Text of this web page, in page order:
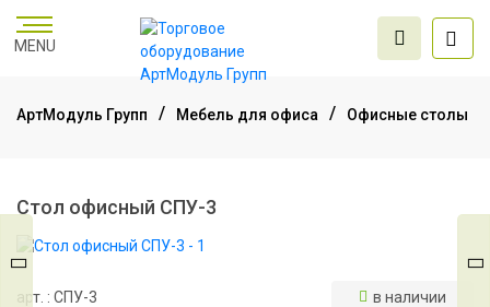
MENU
оборудование
АртМодуль Групп Мебель для офиса Офисные столы
Стол офисный СПУ-3
арт. : СПУ-3 в наличии